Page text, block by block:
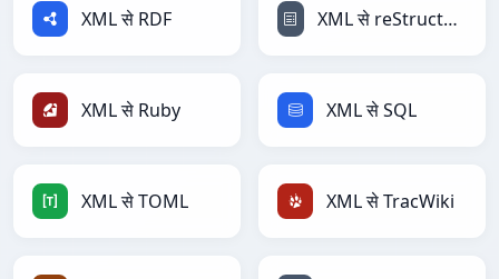
XML से RDF XML से reStructuredText
XML से Ruby XML से SQL
XML से TOML XML से TracWiki